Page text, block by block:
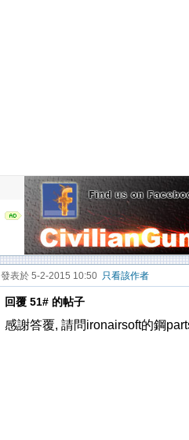
發表於 5-2-2015 10:50 只看該作者
回覆 51# 的帖子
感謝答覆, 請問ironairsoft的鋼